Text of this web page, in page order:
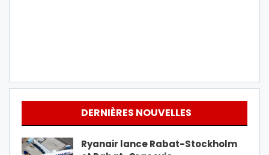
DERNIÈRES NOUVELLES
Ryanair lance Rabat-Stockholm